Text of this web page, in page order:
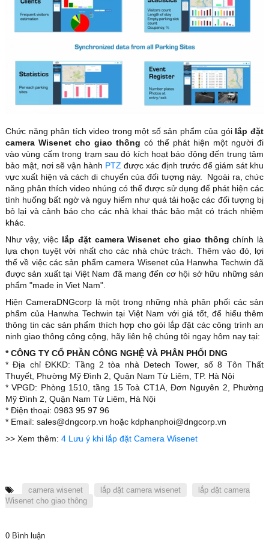
Chức năng phân tích video trong một số sản phẩm của gói lắp đặt
camera Wisenet cho giao thông có thể phát hiện một người đi
vào vùng cấm trong trạm sau đó kích hoạt báo động đến trung tâm
bảo mật, nơi sẽ vận hành PTZ được xác định trước để giám sát khu
vực xuất hiện và cách di chuyển của đối tượng này. Ngoài ra, chức
năng phân thích video nhúng có thể được sử dụng để phát hiện các
tình huống bất ngờ và nguy hiểm như quá tải hoặc các đối tượng bị
bỏ lại và cảnh báo cho các nhà khai thác bảo mật có trách nhiệm
khác.
Như vậy, việc lắp đặt camera Wisenet cho giao thông chính là
lựa chọn tuyệt vời nhất cho các nhà chức trách. Thêm vào đó, lợi
thế về việc các sản phẩm camera Wisenet của Hanwha Techwin đã
được sản xuất tại Việt Nam đã mang đến cơ hội sở hữu những sản
phẩm "made in Viet Nam".
Hiện CameraDNGcorp là một trong những nhà phân phối các sản
phẩm của Hanwha Techwin tại Việt Nam với giá tốt, để hiểu thêm
thông tin các sản phẩm thích hợp cho gói lắp đặt các công trình an
ninh giao thông công cộng, hãy liên hệ chúng tôi ngay hôm nay tại:
* CÔNG TY CỔ PHẦN CÔNG NGHỆ VÀ PHÂN PHỐI DNG
* Địa chỉ ĐKKD: Tầng 2 tòa nhà Detech Tower, số 8 Tôn Thất
Thuyết, Phường Mỹ Đình 2, Quận Nam Từ Liêm, TP. Hà Nội
* VPGD: Phòng 1510, tầng 15 Toà CT1A, Đơn Nguyên 2, Phường
Mỹ Đình 2, Quận Nam Từ Liêm, Hà Nội
* Điện thoại: 0983 95 97 96
* Email: sales@dngcorp.vn hoặc kdphanphoi@dngcorp.vn
>> Xem thêm: 4 Lưu ý khi lắp đặt Camera Wisenet
camera wisenet lắp đặt camera wisenet
lắp đặt camera
Wisenet cho giao thông
0 Bình luận